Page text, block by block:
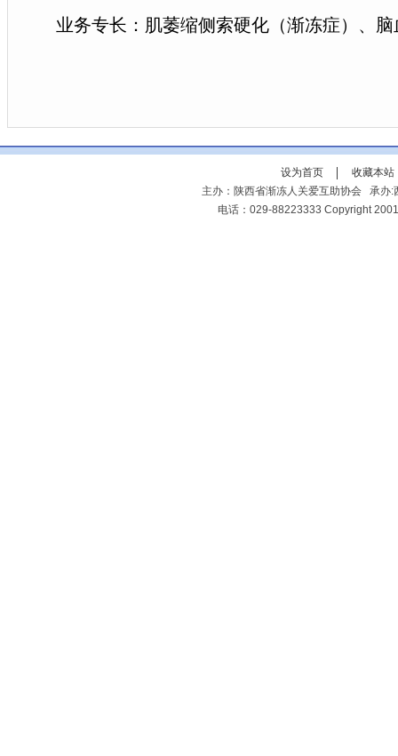
业务专长：肌萎缩侧索硬化（渐冻症）、
设为首页
收藏本站
主办：陕西省渐冻人关爱互助协会 承
电话：029-88223333 Copyright